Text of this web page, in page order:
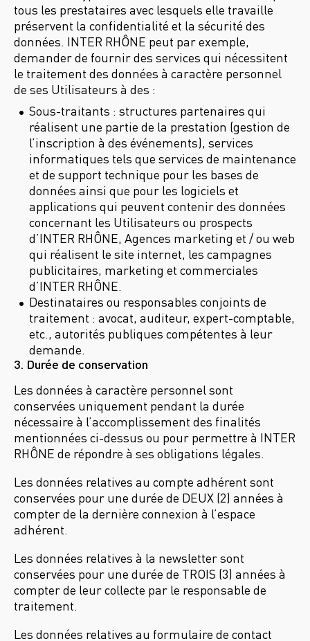
tous les prestataires avec lesquels elle travaille
préservent la confidentialité et la sécurité des
données. INTER RHÔNE peut par exemple,
demander de fournir des services qui nécessitent
le traitement des données à caractère personnel
de ses Utilisateurs à des :
Sous-traitants : structures partenaires qui
réalisent une partie de la prestation (gestion de
l’inscription à des événements), services
informatiques tels que services de maintenance
et de support technique pour les bases de
données ainsi que pour les logiciels et
applications qui peuvent contenir des données
concernant les Utilisateurs ou prospects
d’INTER RHÔNE, Agences marketing et / ou web
qui réalisent le site internet, les campagnes
publicitaires, marketing et commerciales
d’INTER RHÔNE.
Destinataires ou responsables conjoints de
traitement : avocat, auditeur, expert-comptable,
etc., autorités publiques compétentes à leur
demande.
3. Durée de conservation
Les données à caractère personnel sont
conservées uniquement pendant la durée
nécessaire à l’accomplissement des finalités
mentionnées ci-dessus ou pour permettre à INTER
RHÔNE de répondre à ses obligations légales.
Les données relatives au compte adhérent sont
conservées pour une durée de DEUX (2) années à
compter de la dernière connexion à l’espace
adhérent.
Les données relatives à la newsletter sont
conservées pour une durée de TROIS (3) années à
compter de leur collecte par le responsable de
traitement.
Les données relatives au formulaire de contact